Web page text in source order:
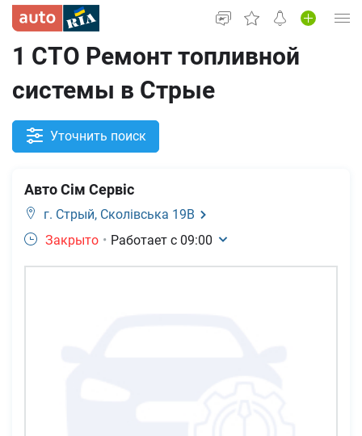
Вход в кабинет
Автомобили б/у
Новые авто
Новости
Все для авто
1 СТО Ремонт топливной
системы в Стрые
Уточнить поиск
Авто Сім Сервіс
г. Стрый, Сколівська 19В
Закрыто • Работает с 09:00